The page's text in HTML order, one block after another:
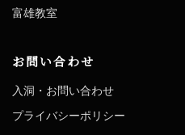
富雄教室
お問い合わせ
入洞・お問い合わせ
プライバシーポリシー